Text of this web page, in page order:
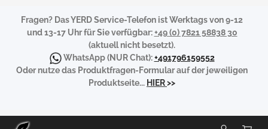
Fragen? Das YERD Service-Telefon ist Werktags von 9-12
und 13-17 Uhr für Sie verfügbar:+49 (0) 7821 58838 30
(aktuell nicht besetzt).
WhatsApp(NUR Chat):+491796159552
Oder nutze das Produktfragen-Formular auf der jeweiligen
Produktseite... HIER>>